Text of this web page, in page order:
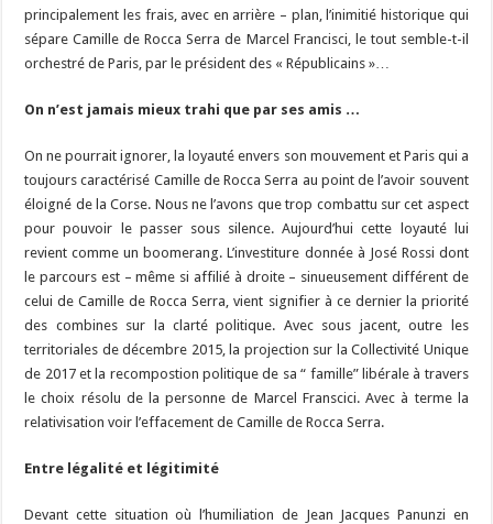
principalement les frais, avec en arrière – plan, l’inimitié historique qui
sépare Camille de Rocca Serra de Marcel Francisci, le tout semble-t-il
orchestré de Paris, par le président des « Républicains »…
On n’est jamais mieux trahi que par ses amis …
On ne pourrait ignorer, la loyauté envers son mouvement et Paris qui a
toujours caractérisé Camille de Rocca Serra au point de l’avoir souvent
éloigné de la Corse. Nous ne l’avons que trop combattu sur cet aspect
pour pouvoir le passer sous silence. Aujourd’hui cette loyauté lui
revient comme un boomerang. L’investiture donnée à José Rossi dont
le parcours est – même si affilié à droite – sinueusement différent de
celui de Camille de Rocca Serra, vient signifier à ce dernier la priorité
des combines sur la clarté politique. Avec sous jacent, outre les
territoriales de décembre 2015, la projection sur la Collectivité Unique
de 2017 et la recompostion politique de sa “ famille” libérale à travers
le choix résolu de la personne de Marcel Franscici. Avec à terme la
relativisation voir l’effacement de Camille de Rocca Serra.
Entre légalité et légitimité
Devant cette situation où l’humiliation de Jean Jacques Panunzi en